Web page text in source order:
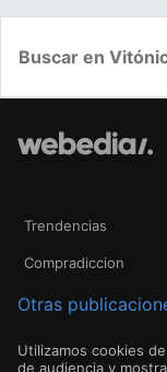
Trendencias
Compradiccion
Otras
Utilizamos cookies
de audiencia y